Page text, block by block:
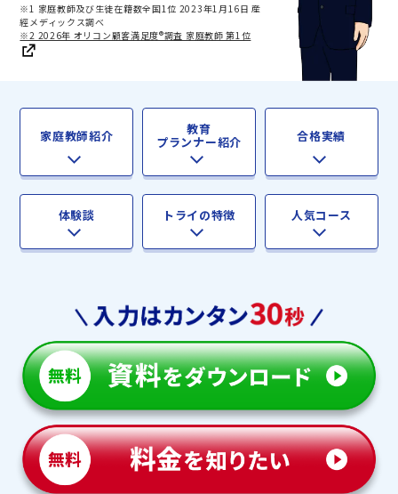
※1 家庭教師及び生徒在籍数全国1位 2023年1月16日 産
經メディックス調べ
※2 2026年 オリコン顧客満足度®調査 家庭教師 第1位
家庭教師紹介 教育
プランナー紹介 合格実績
体験談 トライの特徴 人気コース